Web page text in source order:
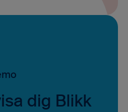
dig Blikk